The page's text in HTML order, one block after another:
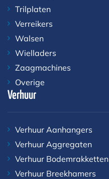
Trilplaten
Verreikers
Walsen
Wielladers
Zaagmachines
Overige
Verhuur
Verhuur Aanhangers
Verhuur Aggregaten
Verhuur Bodemrakketten
Verhuur Breekhamers